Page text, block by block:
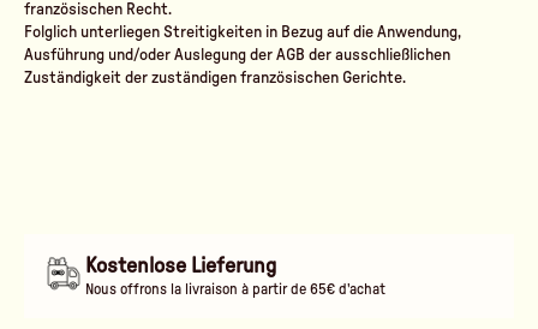
französischen Recht.
Folglich unterliegen Streitigkeiten in Bezug auf die Anwendung,
Ausführung und/oder Auslegung der AGB der ausschließlichen
Zuständigkeit der zuständigen französischen Gerichte.
Kostenlose Lieferung
Nous offrons la livraison à partir de 65€ d'achat